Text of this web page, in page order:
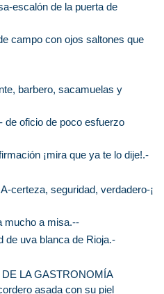
escalón de la puerta de
campo con ojos saltones que
barbero, sacamuelas y
oficio de poco esfuerzo
¡mira que ya te lo dije!.-
certeza, seguridad, verdadero-¡
mucho a misa.--
de uva blanca de Rioja.-
LA GASTRONOMÍA
asada con su piel